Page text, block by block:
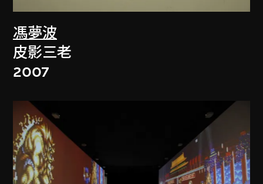
馮夢波
皮影三老
2007